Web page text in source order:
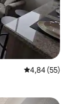
4,84 de uma
4,84 (55)